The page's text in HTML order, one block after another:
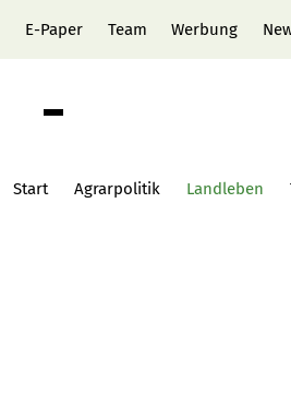
E-Paper Team Werbung
Start Agrarpolitik Landleben